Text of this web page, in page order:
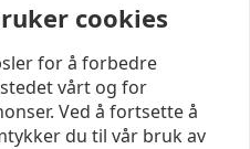
cookies
for å forbedre
vårt og for
Ved å fortsette å
du til vår bruk av